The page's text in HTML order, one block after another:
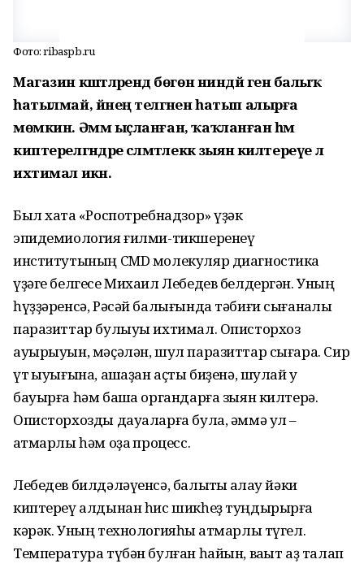
Фото: ribaspb.ru
Магазин кәштәләрендә бөгөн ниндәй генә балыҡ
һатылмай, йәнең теләгәнен һатып алырға
мөмкин. Әммә ыҫланған, ҡаҡланған һәм
киптерелгәндәре сәләмәтлеккә зыян килтереүе лә
ихтимал икән.
Был хаҡта «Роспотребнадзор» үҙәк
эпидемиология ғилми-тикшеренеү
институтының CMD молекуляр диагностика
үҙәге белгесе Михаил Лебедев белдергән. Уның
һүҙҙәренсә, Рәсәй балығында тәбиғи сығанаҡлы
паразиттар булыуы ихтимал. Описторхоз
ауырыуын, мәҫәлән, шул паразиттар сығара. Сир
үт ҡыуығына, ашҡаҙан аҫты биҙенә, шулай уҡ
бауырға һәм башҡа органдарға зыян килтерә.
Описторхозды дауаларға була, әммә ул –
ҡатмарлы һәм оҙаҡ процесс.
Лебедев билдәләүенсә, балыҡты ҡаҡлау йәки
киптереү алдынан һис шикһеҙ туңдырырға
кәрәк. Уның технологияһы ҡатмарлы түгел.
Температура түбән булған һайын, ваҡыт аҙ талап